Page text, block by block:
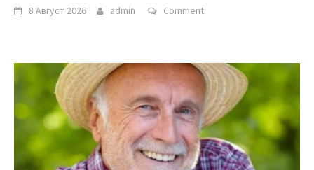
8 Август 2026 admin Comment